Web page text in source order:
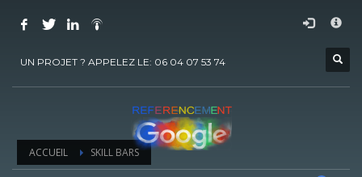
COMMENT ACHETER UN PRESTATION DE
Ajouter la prestation au panier
Vous recevrez sous 5 jours ouvrés un mail deconfirmationde
UN PROJET ? APPELEZ LE: 06 04 07 53 74
ACCUEIL SKILL BARS